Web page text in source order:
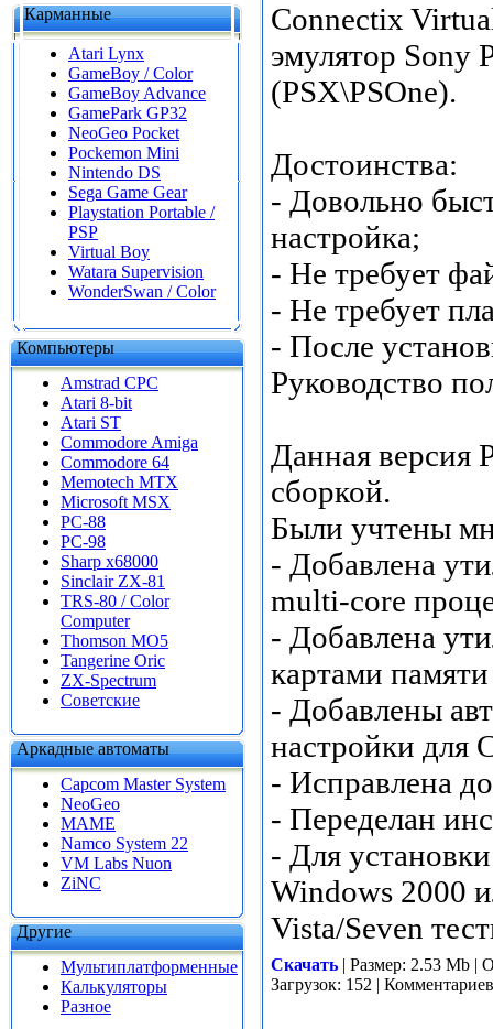
Карманные
Atari Lynx
GameBoy / Color
GameBoy Advance
GamePark GP32
NeoGeo Pocket
Pockemon Mini
Nintendo DS
Sega Game Gear
Playstation Portable /
PSP
Virtual Boy
Watara Supervision
WonderSwan / Color
Компьютеры
Amstrad CPC
Atari 8-bit
Atari ST
Commodore Amiga
Commodore 64
Memotech MTX
Microsoft MSX
PC-88
PC-98
Sharp x68000
Sinclair ZX-81
TRS-80 / Color
Computer
Thomson MO5
Tangerine Oric
ZX-Spectrum
Советские
Аркадные автоматы
Capcom Master System
NeoGeo
MAME
Namco System 22
VM Labs Nuon
ZiNC
Другие
Мультиплатформенные
Калькуляторы
Разное
Connectix
эмулятор Sony
(PSX\PSOne).
Достоинства:
- Довольно
настройка;
- Не требует
- Не требует
- После
Руководство
Данная версия
сборкой.
Были учтены
- Добавлена
multi-core
- Добавлена
картами памяти
- Добавлены
настройки для
- Исправлена
- Переделан
- Для
Windows 2000
Vista/Seven
Скачать | Размер: 2.53 Mb |
Загрузок: 152 |